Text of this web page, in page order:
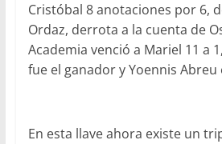
Cristóbal 8 anotaciones por 6,
Ordaz, derrota a la cuenta de
Academia venció a Mariel 11 a
fue el ganador y Yoennis
En esta llave ahora existe un